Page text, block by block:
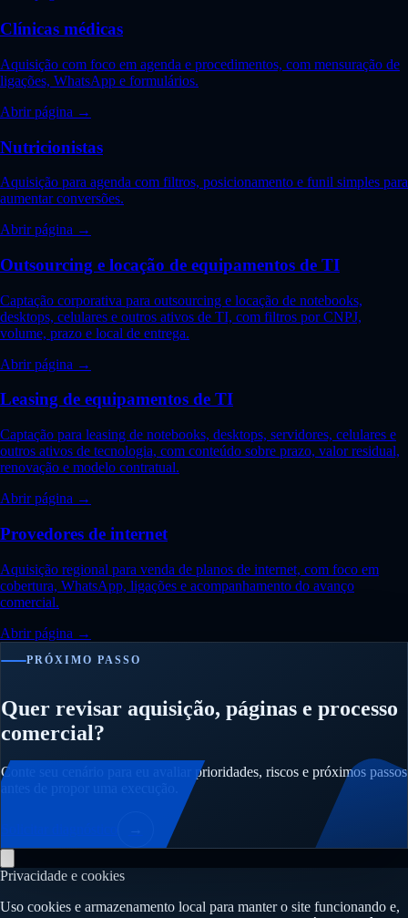
Clínicas médicas
Aquisição com foco em agenda e procedimentos, com mensuração de
ligações, WhatsApp e formulários.
Abrir página →
Nutricionistas
Aquisição para agenda com filtros, posicionamento e funil simples para
aumentar conversões.
Abrir página →
Outsourcing e locação de equipamentos de TI
Captação corporativa para outsourcing e locação de notebooks,
desktops, celulares e outros ativos de TI, com filtros por CNPJ,
volume, prazo e local de entrega.
Abrir página →
Leasing de equipamentos de TI
Captação para leasing de notebooks, desktops, servidores, celulares e
outros ativos de tecnologia, com conteúdo sobre prazo, valor residual,
renovação e modelo contratual.
Abrir página →
Provedores de internet
Aquisição regional para venda de planos de internet, com foco em
cobertura, WhatsApp, ligações e acompanhamento do avanço
comercial.
Abrir página →
PRÓXIMO PASSO
Quer revisar aquisição, páginas e processo
comercial?
Conte seu cenário para eu avaliar prioridades, riscos e próximos passos
Privacidade e cookies
Uso cookies e armazenamento local para manter o site funcionando e,